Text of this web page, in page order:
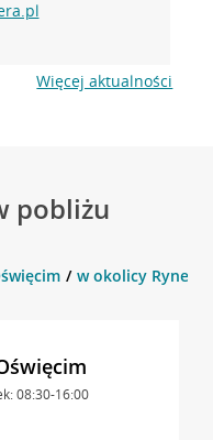
Więcej aktualności
pobliżu
w okolicy Rynek
08:30-16:00